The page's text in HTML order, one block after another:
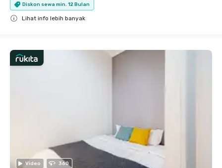
Diskon sewa min. 12 Bulan
Lihat info lebih banyak
Video 360